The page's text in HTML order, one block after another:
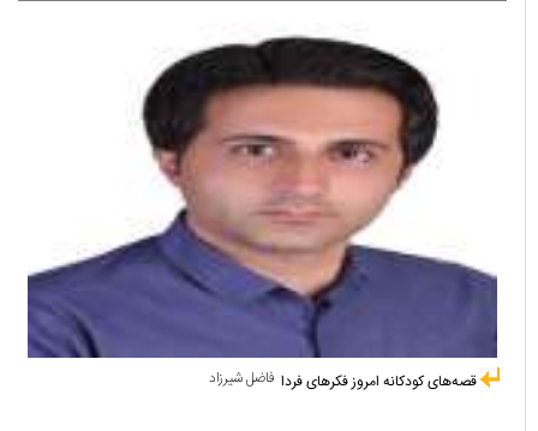
فاضل شیرزاد قصه‌های کودکانه امروز فکرهای فردا